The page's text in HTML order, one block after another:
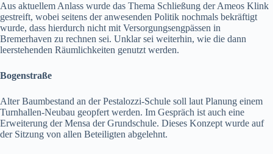
Aus aktuellem Anlass wurde das Thema Schließung der Ameos Klink
gestreift, wobei seitens der anwesenden Politik nochmals bekräftigt
wurde, dass hierdurch nicht mit Versorgungsengpässen in
Bremerhaven zu rechnen sei. Unklar sei weiterhin, wie die dann
leerstehenden Räumlichkeiten genutzt werden.
Bogenstraße
Alter Baumbestand an der Pestalozzi-Schule soll laut Planung einem
Turnhallen-Neubau geopfert werden. Im Gespräch ist auch eine
Erweiterung der Mensa der Grundschule. Dieses Konzept wurde auf
der Sitzung von allen Beteiligten abgelehnt.